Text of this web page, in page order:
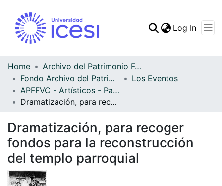
Statistics
Log In
Home
Archivo del Patrimonio Fotográfico y Fílmico del Valle del Cauca
Fondo Archivo del Patrimonio Fotográfico y Fílmico del Valle del Cauca
Los Eventos
APFFVC - Artísticos - Patrimonial
Dramatización, para recoger fondos para la reconstrucción del templo parroquial
Dramatización, para recoger
fondos para la reconstrucción
del templo parroquial